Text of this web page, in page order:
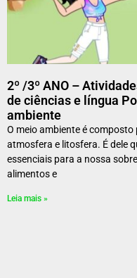
2º /3º ANO –
de ciências e língua
ambiente
O meio ambiente é
atmosfera e litosfera. É dele
essenciais para a nossa
alimentos e
Leia mais »